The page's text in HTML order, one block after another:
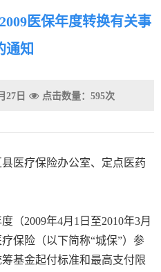
医保年度转换有关事
通知
27日 点击数量：595次
医疗保险办公室、定点医药
（2009年4月1日至2010年3月
保险（以下简称“城保”）参
基金起付标准和最高支付限